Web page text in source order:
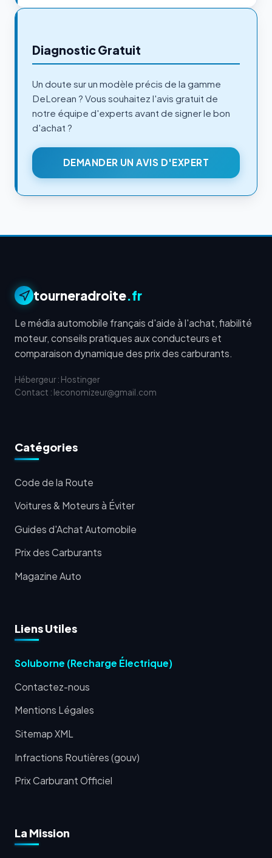
Diagnostic Gratuit
Un doute sur un modèle précis de la gamme
DeLorean ? Vous souhaitez l'avis gratuit de
notre équipe d'experts avant de signer le bon
d'achat ?
DEMANDER UN AVIS D'EXPERT
tourneradroite.fr
Le média automobile français d'aide à l'achat, fiabilité
moteur, conseils pratiques aux conducteurs et
comparaison dynamique des prix des carburants.
Hébergeur : Hostinger
Contact : leconomizeur@gmail.com
Catégories
Code de la Route
Voitures & Moteurs à Éviter
Guides d'Achat Automobile
Prix des Carburants
Magazine Auto
Liens Utiles
Soluborne (Recharge Électrique)
Contactez-nous
Mentions Légales
Sitemap XML
Infractions Routières (gouv)
Prix Carburant Officiel
La Mission